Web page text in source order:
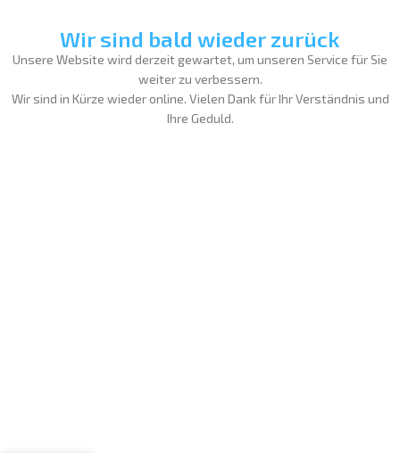
Wir sind bald wieder zurück
Unsere Website wird derzeit gewartet, um unseren Service für Sie
weiter zu verbessern.
Wir sind in Kürze wieder online. Vielen Dank für Ihr Verständnis und
Ihre Geduld.